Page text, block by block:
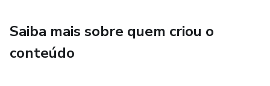
Saiba mais sobre quem criou o
conteúdo